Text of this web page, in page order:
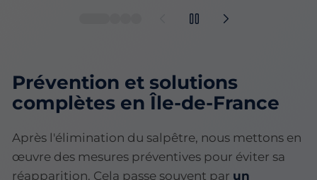
Prévention et solutions
complètes en Île-de-France
Après l'élimination du salpêtre, nous mettons en
œuvre des mesures préventives pour éviter sa
réapparition. Cela passe souvent par un